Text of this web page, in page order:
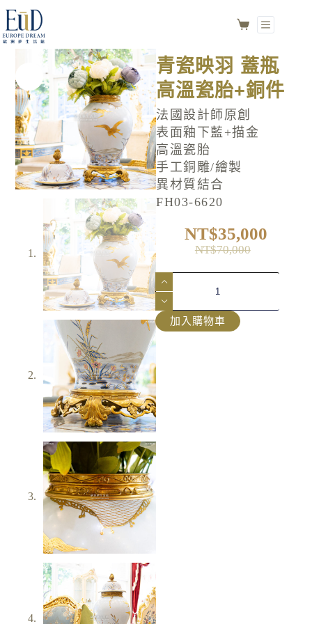
高溫瓷胎+銅件
青瓷映羽 蓋瓶
高溫瓷胎+銅件
法國設計師原創
表面釉下藍+描金
高溫瓷胎
手工銅雕/繪製
異材質結合
FH03-6620
NT$70,000
NT$35,000
加入購物車